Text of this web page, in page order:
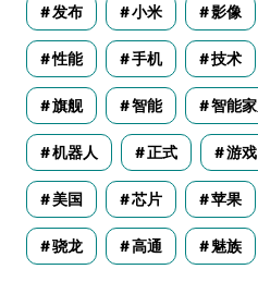
发布 小米 影像
性能 手机 技术
旗舰 智能 智能
机器人 正式 游戏
美国 芯片 苹果
骁龙 高通 魅族